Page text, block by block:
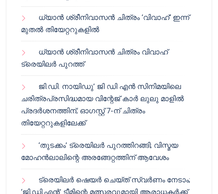
ധ്യാൻ ശ്രീനിവാസൻ ചിത്രം ‘വിവാഹ്’ ഇന്ന്
മുതൽ തിയേറ്ററുകളിൽ
ധ്യാൻ ശ്രീനിവാസൻ ചിത്രം വിവാഹ്
ട്രെയിലർ പുറത്ത്
ജി.ഡി. നായിഡു’ ജി ഡി എൻ സിനിമയിലെ
ചരിത്രപ്രസിദ്ധമായ വിന്റേജ് കാർ ലുലു മാളിൽ
പ്രദർശനത്തിന്; ഓഗസ്റ്റ് 7-ന് ചിത്രം
തിയേറ്ററുകളിലേക്ക്
‘തുടക്കം’ ട്രെയിലർ പുറത്തിറങ്ങി; വിസ്മയ
മോഹൻലാലിന്റെ അരങ്ങേറ്റത്തിന് ആവേശം
ട്രെയിലർ ഷെയർ ചെയ്‌ത് സ്വർണം നേടാം;
‘ജി.ഡി.എൻ’ ടീമിന്റെ മത്സരവുമായി ആരാധകർക്ക്